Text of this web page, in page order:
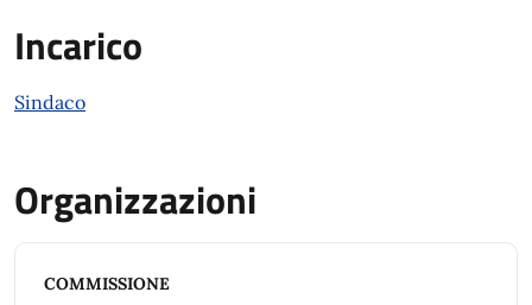
Incarico
Sindaco
Organizzazioni
COMMISSIONE